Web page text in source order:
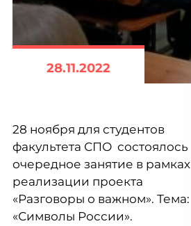
28.11.2022
28 ноября для студентов
факультета СПО состоялось
очередное занятие в рамках
реализации проекта
«Разговоры о важном». Тема:
«Символы России».